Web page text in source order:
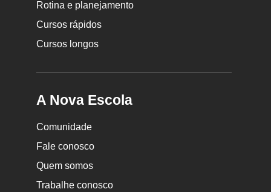
Rotina e planejamento
Cursos rápidos
Cursos longos
A Nova Escola
Comunidade
Fale conosco
Quem somos
Trabalhe conosco